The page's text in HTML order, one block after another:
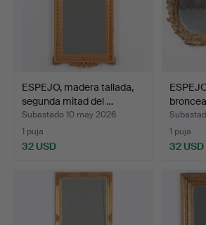
ESPEJO, madera tallada,
segunda mitad del …
Subastado 10 may 2026
1 puja
32 USD
1 puja
32 USD